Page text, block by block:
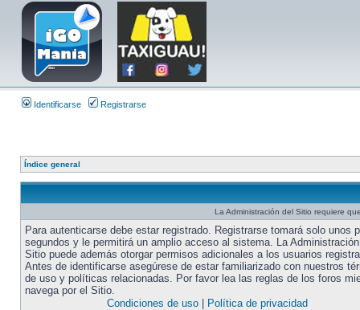
Identificarse Registrarse
Índice general
La Administración del Sitio requiere
Para autenticarse debe estar registrado. Registrarse tomará solo unos
segundos y le permitirá un amplio acceso al sistema. La
Sitio puede además otorgar permisos adicionales a los usuarios
Antes de identificarse asegúrese de estar familiarizado con nuestros
de uso y políticas relacionadas. Por favor lea las reglas de los foros
navega por el Sitio.
Condiciones de uso| Política de privacidad